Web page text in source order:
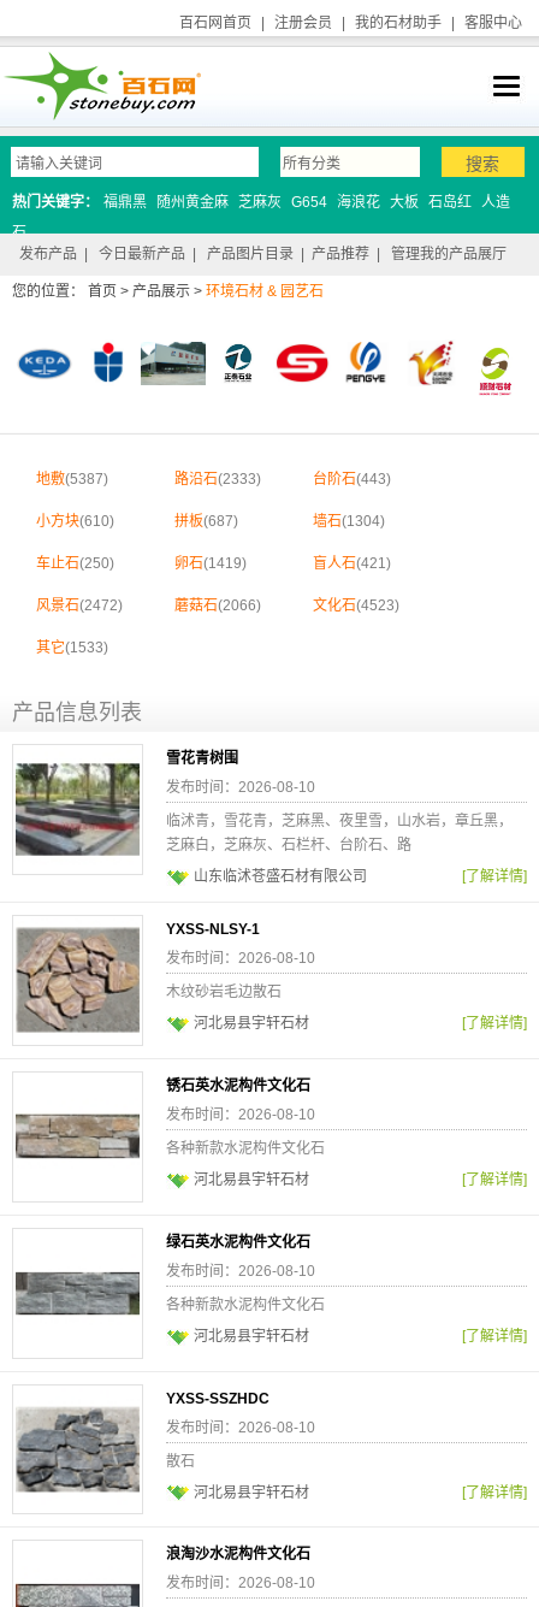
百石网首页 注册会员 我的石材助手 客服中心
热门关键字： 福鼎黑 随州黄金麻 芝麻灰 G654 海浪花 大板 石岛红 人造
石
发布产品
今日最新产品 产品图片目录 产品推荐 管理我的产品展厅
您的位置： 首页 > 产品展示 > 环境石材 & 园艺石
地敷(5387) 路沿石(2333) 台阶石(443)
小方块(610) 拼板(687) 墙石(1304)
车止石(250) 卵石(1419) 盲人石(421)
风景石(2472) 蘑菇石(2066) 文化石(4523)
其它(1533)
产品信息列表
雪花青树围
发布时间：2026-08-10
临沭青，雪花青，芝麻黑、夜里雪，山水岩，章丘黑，
芝麻白，芝麻灰、石栏杆、台阶石、路
山东临沭苍盛石材有限公司
[了解详情]
YXSS-NLSY-1
发布时间：2026-08-10
木纹砂岩毛边散石
河北易县宇轩石材
[了解详情]
锈石英水泥构件文化石
发布时间：2026-08-10
各种新款水泥构件文化石
河北易县宇轩石材
[了解详情]
绿石英水泥构件文化石
发布时间：2026-08-10
各种新款水泥构件文化石
河北易县宇轩石材
[了解详情]
YXSS-SSZHDC
发布时间：2026-08-10
散石
河北易县宇轩石材
[了解详情]
浪淘沙水泥构件文化石
发布时间：2026-08-10